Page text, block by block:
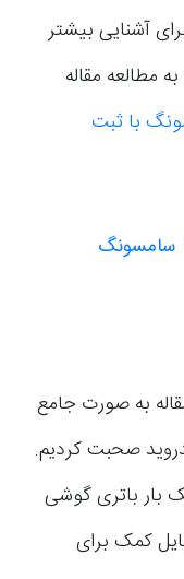
آشنایی بیشتر
مطالعه مقاله
با ثبت
به صورت جامع
صحبت کردیم.
حداقل هر 2 سال یک بار باتری گوشی
کمک برای